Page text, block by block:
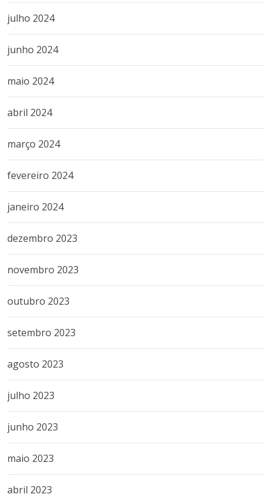
julho 2024
junho 2024
maio 2024
abril 2024
março 2024
fevereiro 2024
janeiro 2024
dezembro 2023
novembro 2023
outubro 2023
setembro 2023
agosto 2023
julho 2023
junho 2023
maio 2023
abril 2023